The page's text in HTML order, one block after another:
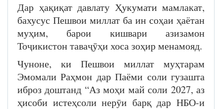
Дар ҳақиқат давлату Ҳукумати мамлакат,
бахусус Пешвои миллат ба ин соҳаи ҳаётан
муҳим, барои кишвари азизамон
Тоҷикистон таваҷӯҳи хоса зоҳир менамояд.
Чуноне, ки Пешвои миллат муҳтарам
Эмомали Раҳмон дар Паёми соли гузашта
иброз доштанд “Аз моҳи май соли 2027, аз
ҳисоби истеҳсоли нерӯи барқ дар НБО-и